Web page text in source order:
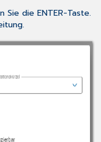
Sie die ENTER-Taste.